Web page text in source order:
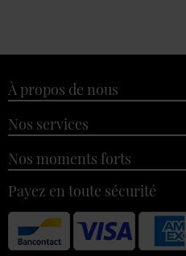
À propos de nous
Nos services
Nos moments forts
Payez en toute sécurité